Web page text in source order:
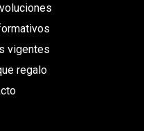
vigentes
regalo